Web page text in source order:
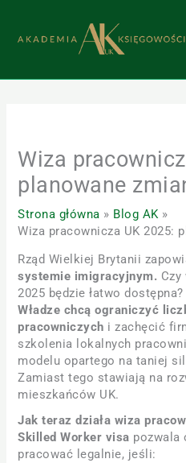
treści
Wiza
planowane
Strona główna
Blog AK
Wiza pracownicza UK 2025:
Rząd Wielkiej Brytanii
systemie imigracyjnym.
2025 będzie łatwo
Władze chcą ograniczyć
pracowniczych i zachęcić
szkolenia lokalnych
modelu opartego na taniej
Zamiast tego stawiają na
mieszkańców UK.
Jak teraz działa wiza
Skilled Worker visa pozwala
pracować legalnie, jeśli: